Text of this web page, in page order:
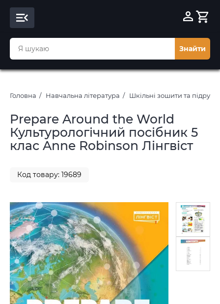
Знайти
Головна Навчальна література Шкільні зошити та
Prepare Around the World
Культурологічний посібник 5
клас Anne Robinson Лінгвіст
Код товару: 19689